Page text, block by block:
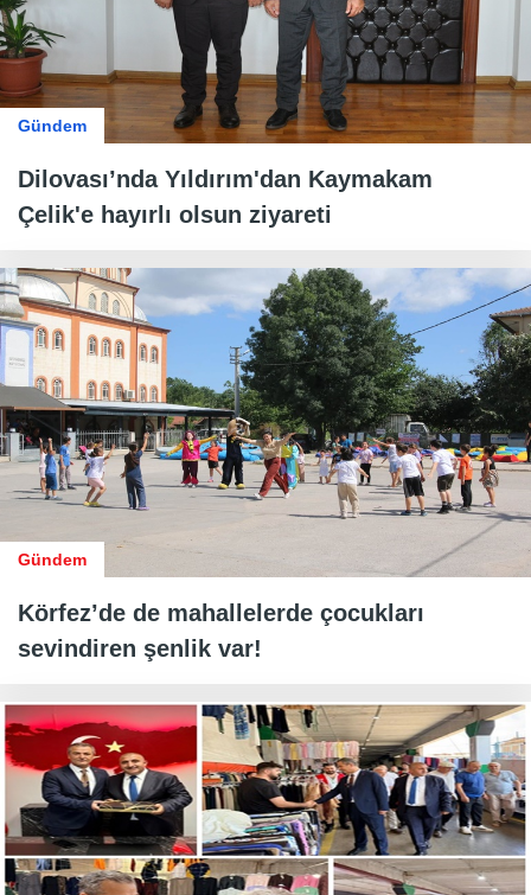
Gündem
Dilovası’nda Yıldırım'dan Kaymakam
Çelik'e hayırlı olsun ziyareti
Gündem
Körfez’de de mahallelerde çocukları
sevindiren şenlik var!